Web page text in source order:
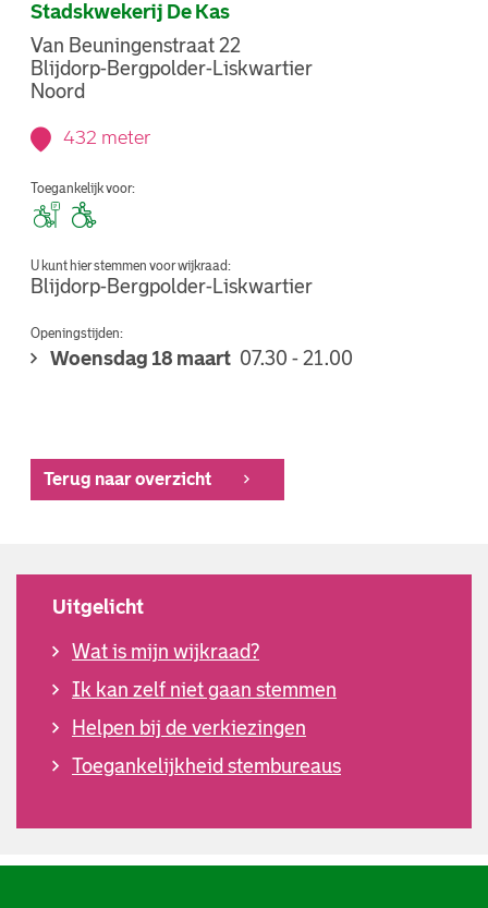
Stadskwekerij De Kas
Van Beuningenstraat 22
Blijdorp-Bergpolder-Liskwartier
Noord
432 meter
Toegankelijk voor:
U kunt hier stemmen voor wijkraad:
Blijdorp-Bergpolder-Liskwartier
Openingstijden:
Woensdag 18 maart 07.30 - 21.00
Terug naar overzicht
Uitgelicht
Wat is mijn wijkraad?
Ik kan zelf niet gaan stemmen
Helpen bij de verkiezingen
Toegankelijkheid stembureaus